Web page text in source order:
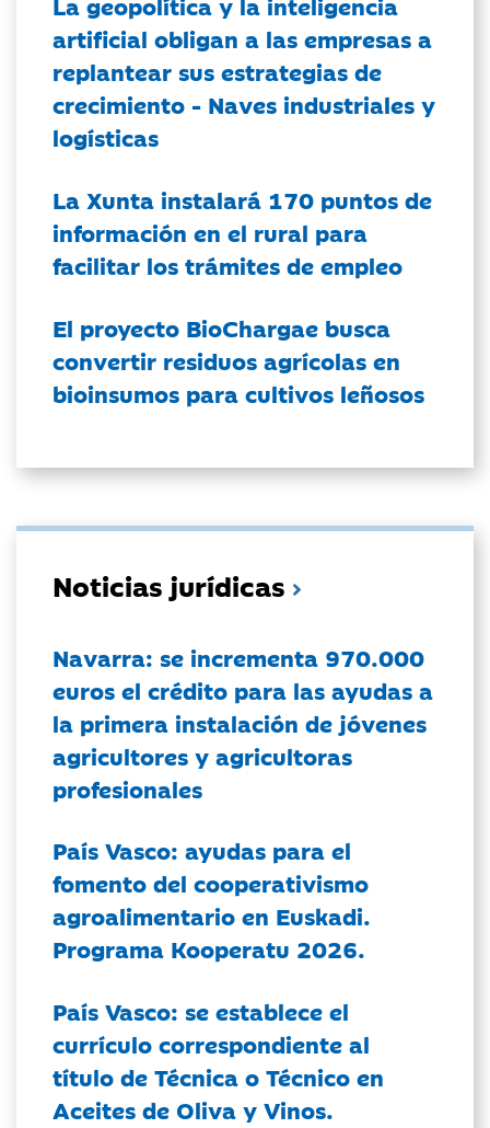
artificial obligan a las empresas a
replantear sus estrategias de
crecimiento - Naves industriales y
logísticas
La Xunta instalará 170 puntos de
información en el rural para
facilitar los trámites de empleo
El proyecto BioChargae busca
convertir residuos agrícolas en
bioinsumos para cultivos leñosos
Noticias jurídicas
Navarra: se incrementa 970.000
euros el crédito para las ayudas a
la primera instalación de jóvenes
agricultores y agricultoras
profesionales
País Vasco: ayudas para el
fomento del cooperativismo
agroalimentario en Euskadi.
Programa Kooperatu 2026.
País Vasco: se establece el
currículo correspondiente al
título de Técnica o Técnico en
Aceites de Oliva y Vinos.